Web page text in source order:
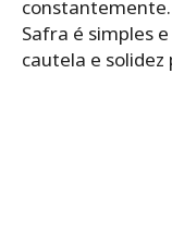
Safra é simples
cautela e